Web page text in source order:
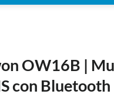
OW16B |
con Bluetooth